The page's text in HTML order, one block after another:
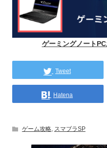
ゲーミングノート
Tweet
Hatena
ゲーム攻略, スマブラSP